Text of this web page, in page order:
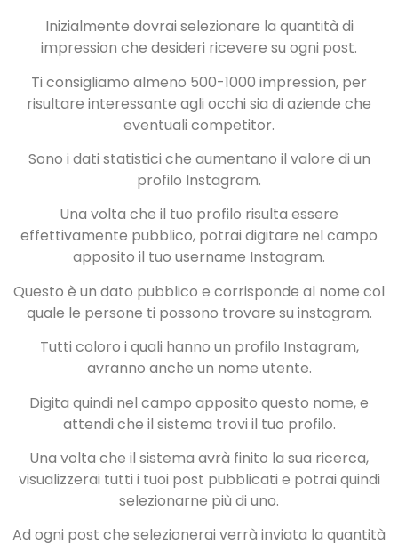
Inizialmente dovrai selezionare la quantità di
impression che desideri ricevere su ogni post.
Ti consigliamo almeno 500-1000 impression, per
risultare interessante agli occhi sia di aziende che
eventuali competitor.
Sono i dati statistici che aumentano il valore di un
profilo Instagram.
Una volta che il tuo profilo risulta essere
effettivamente pubblico, potrai digitare nel campo
apposito il tuo username Instagram.
Questo è un dato pubblico e corrisponde al nome col
quale le persone ti possono trovare su instagram.
Tutti coloro i quali hanno un profilo Instagram,
avranno anche un nome utente.
Digita quindi nel campo apposito questo nome, e
attendi che il sistema trovi il tuo profilo.
Una volta che il sistema avrà finito la sua ricerca,
visualizzerai tutti i tuoi post pubblicati e potrai quindi
selezionarne più di uno.
Ad ogni post che selezionerai verrà inviata la quantità